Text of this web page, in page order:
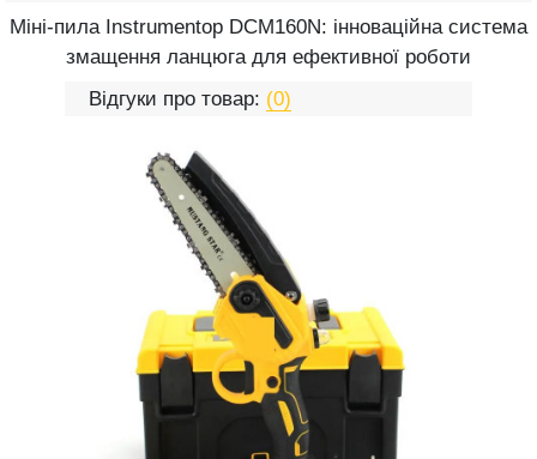
Міні-пила Instrumentop DCM160N: інноваційна система
змащення ланцюга для ефективної роботи
Відгуки про товар: (0)